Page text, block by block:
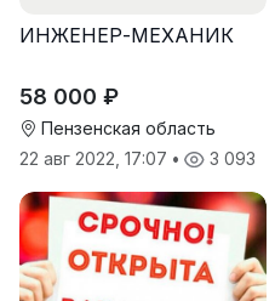
ИНЖЕНЕР-МЕХАНИК
58 000 ₽
Пензенская область
22 авг 2022, 17:07 • 3 093